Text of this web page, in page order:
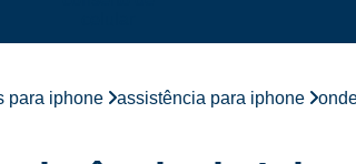
de celular
para iphone assistência para iphone